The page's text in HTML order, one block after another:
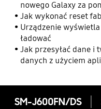
nowego Galaxy za
Jak wykonać reset
Urządzenie
ładować
Jak przesyłać dane i
danych z użyciem
SM-J600FN/DS